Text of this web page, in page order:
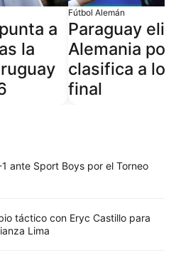
a
la
Fútbol Alemán
Paraguay
Alemania
clasifica a
final
ante Sport Boys por el Torneo
táctico con Eryc Castillo para
Lima